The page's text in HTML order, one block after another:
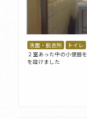
洗面・脱衣所
トイレ
２室あった中の小便器
を設けました